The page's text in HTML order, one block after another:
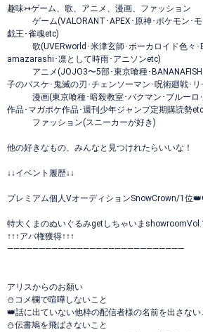
趣味↣ゲーム、歌、アニメ、漫画、ファッション
ゲーム(VALORANT･APEX･原神･ポケモン･モ
戯王･雀魂etc)
歌(UVERworld･米津玄師･ボーカロイド色々･
amazarashi･凛として時雨･アニソンetc)
アニメ(JOJO3〜5部･東京喰種･BANANAFISH
子のバスケ･鬼滅の刃･チェンソーマン･呪術廻戦･
漫画(東京喰種･暗殺教室･バクマン･ブルーロ
作品･マガポケ作品･週刊少年ジャンプ定期購読勢
ファッション(スニーカーが好き)
他の好きなもの、みんなと見つけれたらいいな！
↓↓イベント履歴↓↓
プレミアム個人VオーディションSnowCrown/1位
特大くまのぬいぐるみgetしちゃいま
↑↑↑アバ権獲得↑↑↑
――――――――――――――――――――――――――――
アリスからのお願い
⛄️コメ欄で喧嘩しないこと
👑話に出ていない他枠の配信者様の名前を出さない
⛄️伝書鳩を飛ばさないこと